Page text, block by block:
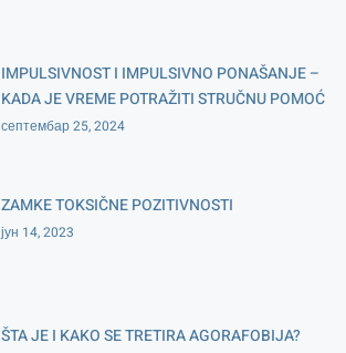
IMPULSIVNOST I IMPULSIVNO PONAŠANJE –
KADA JE VREME POTRAŽITI STRUČNU POMOĆ
септембар 25, 2024
ZAMKE TOKSIČNE POZITIVNOSTI
јун 14, 2023
ŠTA JE I KAKO SE TRETIRA AGORAFOBIJA?